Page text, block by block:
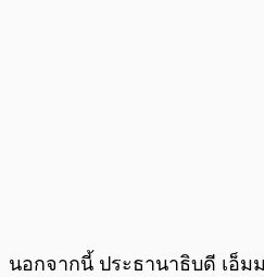
นอกจากนี้ ประธานาธิบดี เอ็ม